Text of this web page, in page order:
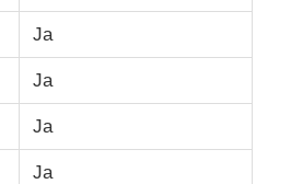
Wasserflasche
Silikon
Ja
Ja
Ja
Ja